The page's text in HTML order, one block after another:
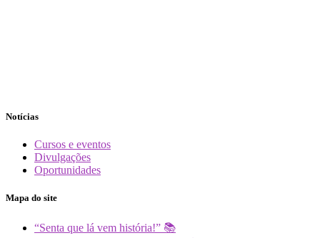
Notícias
Cursos e eventos
Divulgações
Oportunidades
Mapa do site
“Senta que lá vem história!” 📚